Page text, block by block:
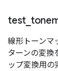
test
線形トーンマ
ターンの変換
ップ変換用の